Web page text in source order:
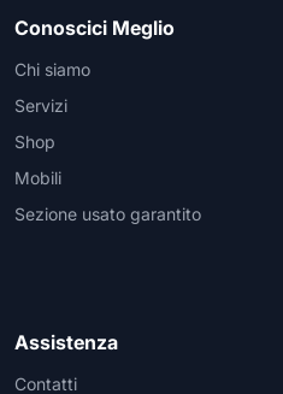
Conoscici Meglio
Chi siamo
Servizi
Shop
Mobili
Sezione usato garantito
Assistenza
Contatti